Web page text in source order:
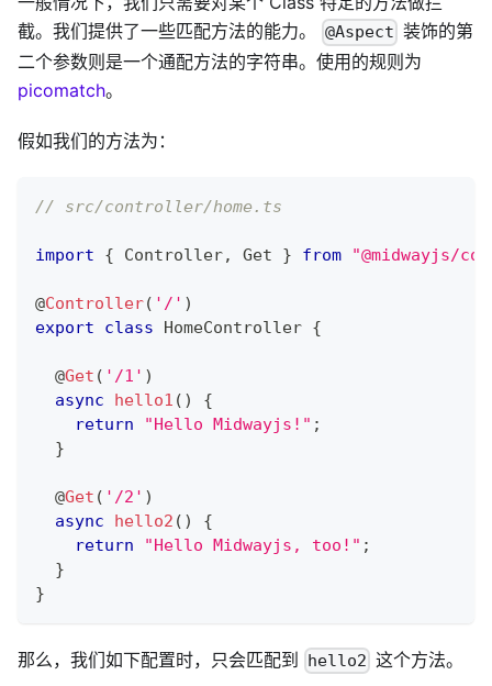
截。我们提供了一些匹配方法的能力。
@Aspect 装饰的第
二个参数则是一个通配方法的字符串。使用的规则为
picomatch。
假如我们的方法为：
// src/controller/home.ts
import { Controller, Get } from "@midwayjs/
@Controller( '/' )
export
class HomeController {
@Get ( '/1' )
async
hello1 ( )
{
return
"Hello Midwayjs!" ;
}
@Get ( '/2' )
async
hello2 ( )
{
return
"Hello Midwayjs, too!" ;
}
}
那么，我们如下配置时，只会匹配到 hello2 这个方法。